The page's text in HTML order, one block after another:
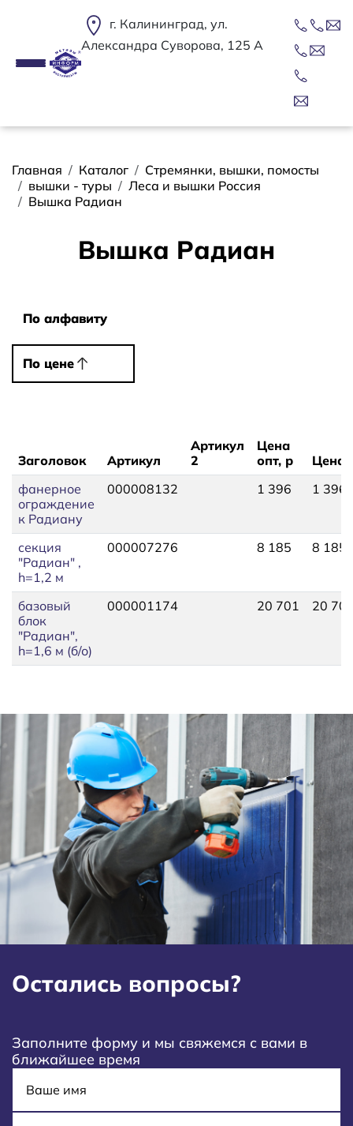
г. Калининград, ул.
Александра Суворова, 125 А
Строка навигации
Главная Каталог
Стремянки, вышки, помосты
вышки - туры
Леса и вышки Россия
Вышка Радиан
Вышка Радиан
По алфавиту
По алфавиту
По цене
По цене
Заголовок Артикул
Артикул
2
Цена
опт, р
Цена,
фанерное
ограждение
к Радиану
000008132 1 396 1
секция
"Радиан" ,
h=1,2 м
000007276 8 185 8
базовый
блок
"Радиан",
h=1,6 м (б/о)
000001174 20 701 20
Остались вопросы?
Заполните форму и мы свяжемся с вами в
ближайшее время